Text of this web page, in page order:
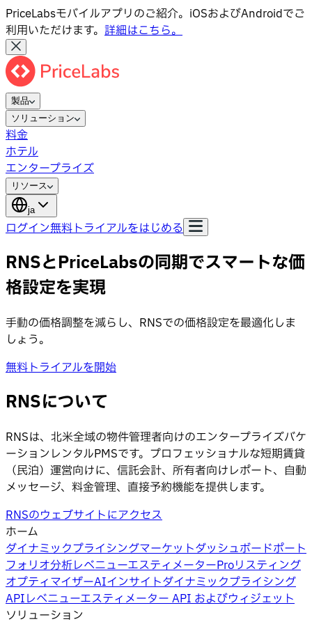
PriceLabsモバイルアプリのご紹介。iOSおよびAndroidでご
利用いただけます。 詳細はこちら。
製品
ソリューション
料金
ホテル
エンタープライズ
リソース
ja
ログイン無料トライアルをはじめる
RNSとPriceLabsの同期でスマートな価
格設定を実現
手動の価格調整を減らし、RNSでの価格設定を最適化しま
しょう。
無料トライアルを開始
RNSについて
RNSは、北米全域の物件管理者向けのエンタープライズバケ
ーションレンタルPMSです。プロフェッショナルな短期賃貸
（民泊）運営向けに、信託会計、所有者向けレポート、自動
メッセージ、料金管理、直接予約機能を提供します。
RNSのウェブサイトにアクセス
ホーム
ダイナミックプライシングマーケットダッシュボードポート
フォリオ分析レベニューエスティメーターProリスティング
オプティマイザーAIインサイトダイナミックプライシング
APIレベニューエスティメーター API およびウィジェット
ソリューション